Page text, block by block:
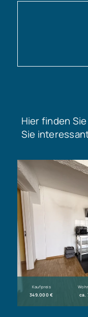
Hier finden
Sie
Kaufpreis
349.000 € ca.